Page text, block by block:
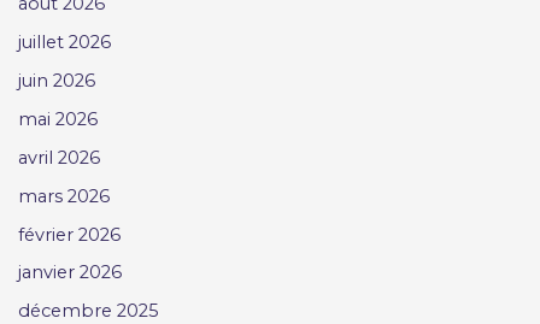
juillet 2026
juin 2026
mai 2026
avril 2026
mars 2026
février 2026
janvier 2026
décembre 2025